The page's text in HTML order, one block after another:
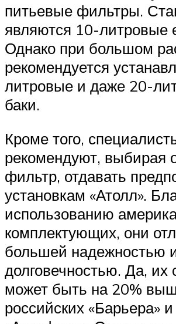
питьевые фильтры.
являются 10-литровые
Однако при большом
рекомендуется
литровые и даже 20-
баки.
Кроме того,
рекомендуют, выбирая
фильтр, отдавать
установкам «Атолл».
использованию
комплектующих, они
большей надежностью
долговечностью. Да, их
может быть на 20%
российских «Барьера» и